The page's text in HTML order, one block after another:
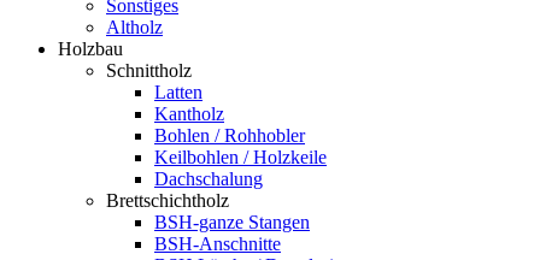
Sonstiges
Altholz
Holzbau
Schnittholz
Latten
Kantholz
Bohlen / Rohhobler
Keilbohlen / Holzkeile
Dachschalung
Brettschichtholz
BSH-ganze Stangen
BSH-Anschnitte